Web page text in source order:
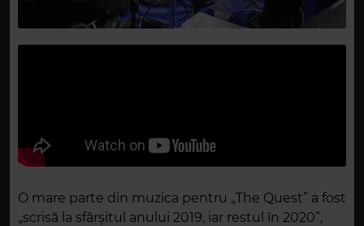
O mare parte din muzica pentru „The Quest” a fost
„scrisă la sfârșitul anului 2019, iar restul în 2020”,